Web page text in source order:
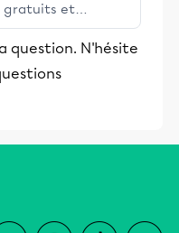
gratuits et
les élèves
la réussite
question. N'hésite